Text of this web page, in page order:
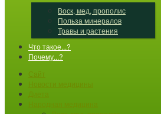
Воск, мед, прополис
Польза минералов
Травы и растения
Что такое...?
Почему...?
Сайт